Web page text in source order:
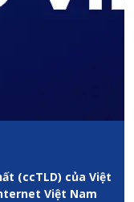
(ccTLD) của Việt
Việt Nam